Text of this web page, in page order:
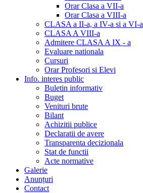
Orar Clasa a VII-a
Orar Clasa a VIII-a
CLASA a II-a, a IV-a si a VI-a
CLASA A VIII-a
Admitere CLASA A IX - a
Evaluare nationala
Cursuri
Orar Profesori si Elevi
Info. interes public
Buletin informativ
Buget
Venituri brute
Bilant
Achizitii publice
Declaratii de avere
Transparenta decizionala
Stat de functii
Acte normative
Galerie
Anunțuri
Contact